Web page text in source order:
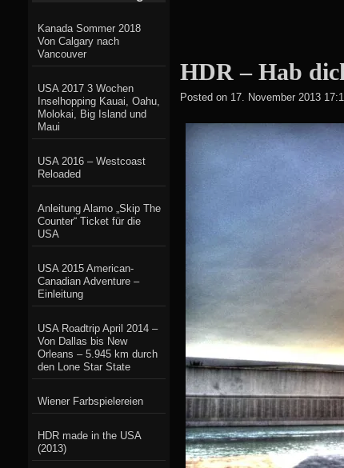
HDR – Hab
Posted on 17. November 2013
Kanada Sommer 2018
Von Calgary nach
Vancouver
USA 2017 3 Wochen
Inselhopping Kauai, Oahu,
Molokai, Big Island und
Maui
USA 2016 – Westcoast
Reloaded
Anleitung Alamo „Skip The
Counter“ Ticket für die
USA
USA 2015 American-
Canadian Adventure –
Einleitung
USA Roadtrip April 2014 –
Von Dallas bis New
Orleans – 5.945 km durch
den Lone Star State
Wiener Farbspielereien
HDR made in the USA
(2013)